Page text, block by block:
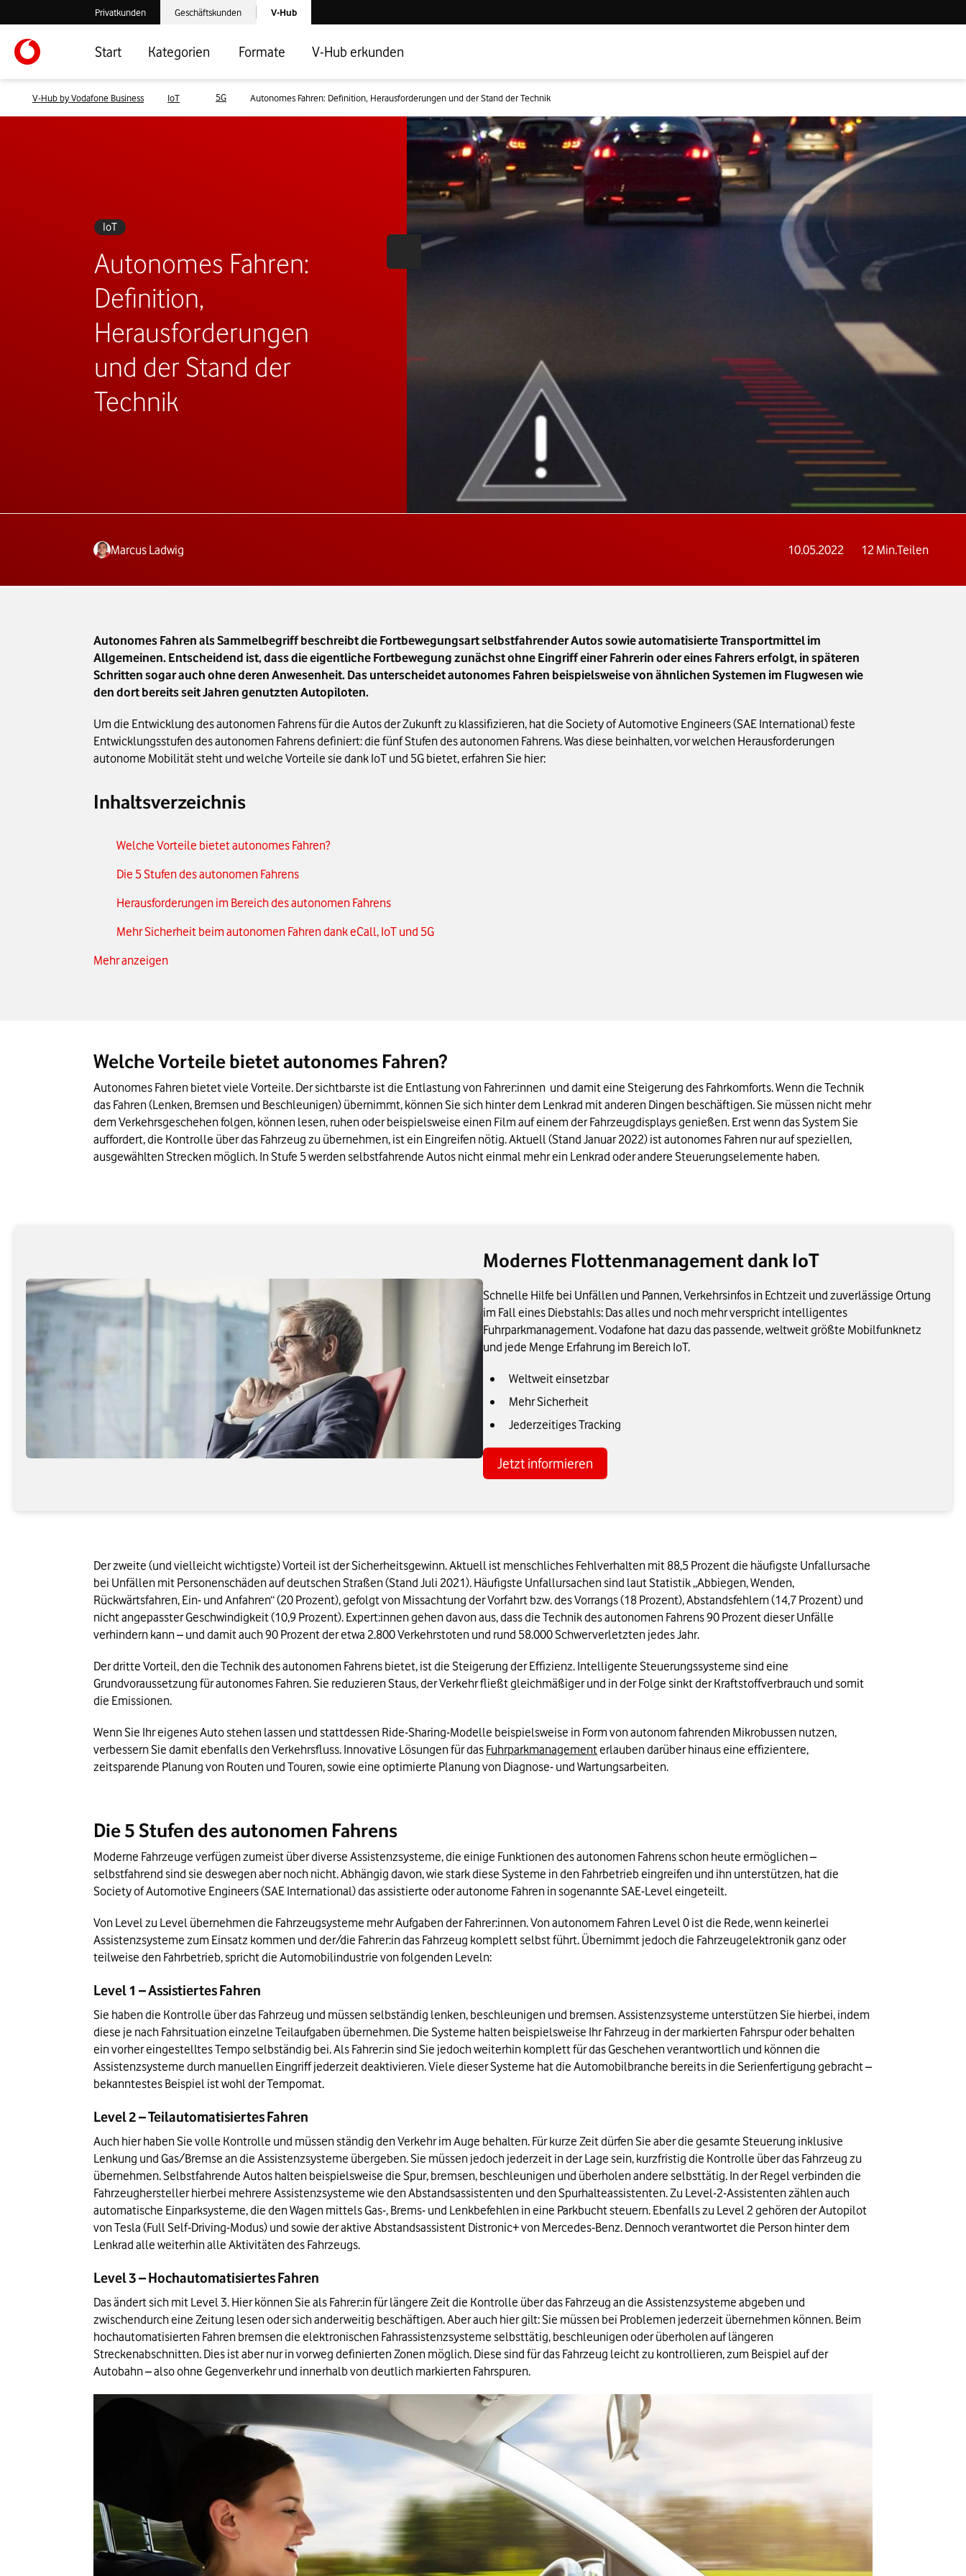
Verlassen der V-Hub Webseite: Zum Privatkundenbereich
Privatkunden Verlassen der V-Hub Webseite: Zum Geschäftskundenbereich
Geschäftskunden Laden der V-Hub Startseite
V-Hub
Start Kategorien Formate V-Hub erkunden
V-Hub by Vodafone Business IoT 5G Autonomes Fahren: Definition, Herausforderungen und der Stand der Technik
IoT
Autonomes Fahren:
Definition,
Herausforderungen
und der Stand der
Technik
Marcus Ladwig 10.05.2022 12Min.Teilen
Autonomes Fahren als Sammelbegriff beschreibt die Fortbewegungsart selbstfahrender Autos sowie automatisierte Transportmittel im
Allgemeinen. Entscheidend ist, dass die eigentliche Fortbewegung zunächst ohne Eingriff einer Fahrerin oder eines Fahrers erfolgt, in späteren
Schritten sogar auch ohne deren Anwesenheit. Das unterscheidet autonomes Fahren beispielsweise von ähnlichen Systemen im Flugwesen wie
den dort bereits seit Jahren genutzten Autopiloten.
Um die Entwicklung des autonomen Fahrens für die Autos der Zukunft zu klassifizieren, hat die Society of Automotive Engineers (SAE International) feste
Entwicklungsstufen des autonomen Fahrens definiert: die fünf Stufen des autonomen Fahrens. Was diese beinhalten, vor welchen Herausforderungen
autonome Mobilität steht und welche Vorteile sie dank IoT und 5G bietet, erfahren Sie hier:
Inhaltsverzeichnis
Welche Vorteile bietet autonomes Fahren?
Die 5 Stufen des autonomen Fahrens
Herausforderungen im Bereich des autonomen Fahrens
Mehr Sicherheit beim autonomen Fahren dank eCall, IoT und 5G
Welches sind die Key-Player beim autonomen Fahren?
Mehr anzeigen
Welche Vorteile bietet autonomes Fahren?
Autonomes Fahren bietet viele Vorteile. Der sichtbarste ist die Entlastung von Fahrer:innen  und damit eine Steigerung des Fahrkomforts. Wenn die Technik
das Fahren (Lenken, Bremsen und Beschleunigen) übernimmt, können Sie sich hinter dem Lenkrad mit anderen Dingen beschäftigen. Sie müssen nicht mehr
dem Verkehrsgeschehen folgen, können lesen, ruhen oder beispielsweise einen Film auf einem der Fahrzeugdisplays genießen. Erst wenn das System Sie
auffordert, die Kontrolle über das Fahrzeug zu übernehmen, ist ein Eingreifen nötig. Aktuell (Stand Januar 2022) ist autonomes Fahren nur auf speziellen,
ausgewählten Strecken möglich. In Stufe 5 werden selbstfahrende Autos nicht einmal mehr ein Lenkrad oder andere Steuerungselemente haben.
Modernes Flottenmanagement dank IoT
Schnelle Hilfe bei Unfällen und Pannen, Verkehrsinfos in Echtzeit und zuverlässige Ortung
im Fall eines Diebstahls: Das alles und noch mehr verspricht intelligentes
Fuhrparkmanagement. Vodafone hat dazu das passende, weltweit größte Mobilfunknetz
und jede Menge Erfahrung im Bereich IoT.
Weltweit einsetzbar
Mehr Sicherheit
Jederzeitiges Tracking
Jetzt informieren
Der zweite (und vielleicht wichtigste) Vorteil ist der Sicherheitsgewinn. Aktuell ist menschliches Fehlverhalten mit 88,5 Prozent die häufigste Unfallursache
bei Unfällen mit Personenschäden auf deutschen Straßen (Stand Juli 2021). Häufigste Unfallursachen sind laut Statistik „Abbiegen, Wenden,
Rückwärtsfahren, Ein- und Anfahren“ (20 Prozent), gefolgt von Missachtung der Vorfahrt bzw. des Vorrangs (18 Prozent), Abstandsfehlern (14,7 Prozent) und
nicht angepasster Geschwindigkeit (10,9 Prozent). Expert:innen gehen davon aus, dass die Technik des autonomen Fahrens 90 Prozent dieser Unfälle
verhindern kann – und damit auch 90 Prozent der etwa 2.800 Verkehrstoten und rund 58.000 Schwerverletzten jedes Jahr.
Der dritte Vorteil, den die Technik des autonomen Fahrens bietet, ist die Steigerung der Effizienz. Intelligente Steuerungssysteme sind eine
Grundvoraussetzung für autonomes Fahren. Sie reduzieren Staus, der Verkehr fließt gleichmäßiger und in der Folge sinkt der Kraftstoffverbrauch und somit
die Emissionen.
Wenn Sie Ihr eigenes Auto stehen lassen und stattdessen Ride-Sharing-Modelle beispielsweise in Form von autonom fahrenden Mikrobussen nutzen,
verbessern Sie damit ebenfalls den Verkehrsfluss. Innovative Lösungen für das Fuhrparkmanagement erlauben darüber hinaus eine effizientere,
zeitsparende Planung von Routen und Touren, sowie eine optimierte Planung von Diagnose- und Wartungsarbeiten.
Die 5 Stufen des autonomen Fahrens
Moderne Fahrzeuge verfügen zumeist über diverse Assistenzsysteme, die einige Funktionen des autonomen Fahrens schon heute ermöglichen –
selbstfahrend sind sie deswegen aber noch nicht. Abhängig davon, wie stark diese Systeme in den Fahrbetrieb eingreifen und ihn unterstützen, hat die
Society of Automotive Engineers (SAE International) das assistierte oder autonome Fahren in sogenannte SAE-Level eingeteilt.
Von Level zu Level übernehmen die Fahrzeugsysteme mehr Aufgaben der Fahrer:innen. Von autonomem Fahren Level 0 ist die Rede, wenn keinerlei
Assistenzsysteme zum Einsatz kommen und der/die Fahrer:in das Fahrzeug komplett selbst führt. Übernimmt jedoch die Fahrzeugelektronik ganz oder
teilweise den Fahrbetrieb, spricht die Automobilindustrie von folgenden Leveln:
Level 1 – Assistiertes Fahren
Sie haben die Kontrolle über das Fahrzeug und müssen selbständig lenken, beschleunigen und bremsen. Assistenzsysteme unterstützen Sie hierbei, indem
diese je nach Fahrsituation einzelne Teilaufgaben übernehmen. Die Systeme halten beispielsweise Ihr Fahrzeug in der markierten Fahrspur oder behalten
ein vorher eingestelltes Tempo selbständig bei. Als Fahrer:in sind Sie jedoch weiterhin komplett für das Geschehen verantwortlich und können die
Assistenzsysteme durch manuellen Eingriff jederzeit deaktivieren. Viele dieser Systeme hat die Automobilbranche bereits in die Serienfertigung gebracht –
bekanntestes Beispiel ist wohl der Tempomat.
Level 2 – Teilautomatisiertes Fahren
Auch hier haben Sie volle Kontrolle und müssen ständig den Verkehr im Auge behalten. Für kurze Zeit dürfen Sie aber die gesamte Steuerung inklusive
Lenkung und Gas/Bremse an die Assistenzsysteme übergeben. Sie müssen jedoch jederzeit in der Lage sein, kurzfristig die Kontrolle über das Fahrzeug zu
übernehmen. Selbstfahrende Autos halten beispielsweise die Spur, bremsen, beschleunigen und überholen andere selbsttätig. In der Regel verbinden die
Fahrzeughersteller hierbei mehrere Assistenzsysteme wie den Abstandsassistenten und den Spurhalteassistenten. Zu Level-2-Assistenten zählen auch
automatische Einparksysteme, die den Wagen mittels Gas-, Brems- und Lenkbefehlen in eine Parkbucht steuern. Ebenfalls zu Level 2 gehören der Autopilot
von Tesla (Full Self-Driving-Modus) und sowie der aktive Abstandsassistent Distronic+ von Mercedes-Benz. Dennoch verantwortet die Person hinter dem
Lenkrad alle weiterhin alle Aktivitäten des Fahrzeugs.
Level 3 – Hochautomatisiertes Fahren
Das ändert sich mit Level 3. Hier können Sie als Fahrer:in für längere Zeit die Kontrolle über das Fahrzeug an die Assistenzsysteme abgeben und
zwischendurch eine Zeitung lesen oder sich anderweitig beschäftigen. Aber auch hier gilt: Sie müssen bei Problemen jederzeit übernehmen können. Beim
hochautomatisierten Fahren bremsen die elektronischen Fahrassistenzsysteme selbsttätig, beschleunigen oder überholen auf längeren
Streckenabschnitten. Dies ist aber nur in vorweg definierten Zonen möglich. Diese sind für das Fahrzeug leicht zu kontrollieren, zum Beispiel auf der
Autobahn – also ohne Gegenverkehr und innerhalb von deutlich markierten Fahrspuren.